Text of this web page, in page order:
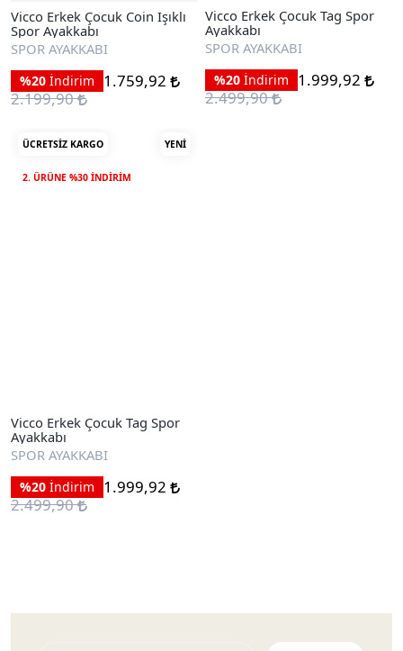
Vicco Erkek Çocuk Coin Işıklı
Spor Ayakkabı
SPOR AYAKKABI
%20 İndirim
1.759,92
2.199,90
Vicco Erkek Çocuk Tag Spor
Ayakkabı
SPOR AYAKKABI
%20 İndirim
1.999,92
2.499,90
ÜCRETSIZ KARGO YENI
2. ÜRÜNE %30 INDIRIM
Vicco Erkek Çocuk Tag Spor
Ayakkabı
SPOR AYAKKABI
%20 İndirim
1.999,92
2.499,90